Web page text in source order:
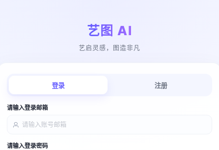
艺图 AI
艺启灵感，图造非凡
登录 注册
请输入登录邮箱
请输入登录密码